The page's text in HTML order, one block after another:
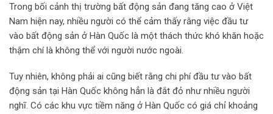
Trong bối cảnh thị trường bất động sản đang tăng cao ở Việt
Nam hiện nay, nhiều người có thể cảm thấy rằng việc đầu tư
vào bất động sản ở Hàn Quốc là một thách thức khó khăn hoặc
thậm chí là không thể với người nước ngoài.
Tuy nhiên, không phải ai cũng biết rằng chi phí đầu tư vào bất
động sản tại Hàn Quốc không hẳn là đắt đỏ như nhiều người
nghĩ. Có các khu vực tiềm năng ở Hàn Quốc có giá chỉ khoảng